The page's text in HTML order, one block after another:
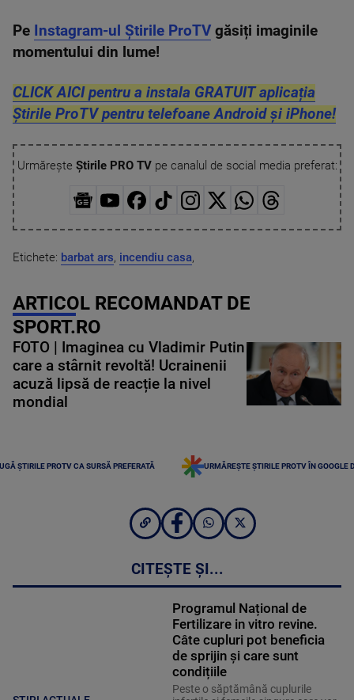
Pe Instagram-ul Știrile ProTV găsiți imaginile
momentului din lume!
CLICK AICI pentru a instala GRATUIT aplicația
Știrile ProTV pentru telefoane Android și iPhone!
Urmărește Știrile PRO TVpe canalul de social media preferat:
Etichete: barbat ars, incendiu casa,
ARTICOL RECOMANDAT DE
SPORT.RO
FOTO | Imaginea cu Vladimir Putin
care a stârnit revoltă! Ucrainenii
acuză lipsă de reacție la nivel
mondial
ȘTIRILE PROTV CA SURSĂ PREFERATĂ URMĂREȘTE ȘTIRILE PROTV ÎN GOOGLE
CITEȘTE ȘI...
Programul Național de
Fertilizare in vitro revine.
Câte cupluri pot beneficia
de sprijin și care sunt
condițiile
Peste o săptămână cuplurile